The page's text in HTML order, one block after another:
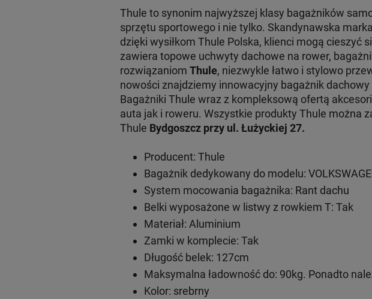
Thule to synonim najwyższej klasy bagażników
sprzętu sportowego i nie tylko. Skandynawska
dzięki wysiłkom Thule Polska, klienci mogą
zawiera topowe uchwyty dachowe na rower,
rozwiązaniom Thule, niezwykle łatwo i stylowo
nowości znajdziemy innowacyjny bagażnik
Bagażniki Thule wraz z kompleksową ofertą
auta jak i roweru. Wszystkie produkty Thule można
Thule Bydgoszcz przy ul. Łużyckiej 27.
Producent: Thule
Bagażnik dedykowany do modelu:
System mocowania bagażnika: Rant dachu
Belki wyposażone w listwy z rowkiem T: Tak
Materiał: Aluminium
Zamki w komplecie: Tak
Długość belek: 127cm
Maksymalna ładowność do: 90kg. Ponadto
Kolor: srebrny